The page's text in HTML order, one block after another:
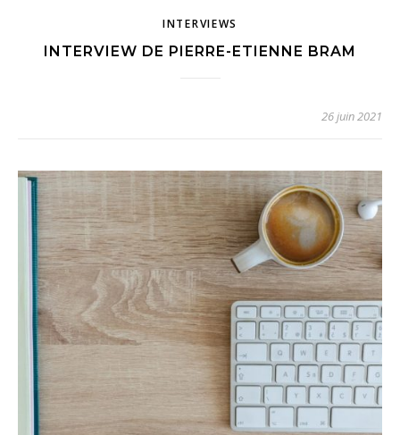
INTERVIEWS
INTERVIEW DE PIERRE-ETIENNE BRAM
26 juin 2021